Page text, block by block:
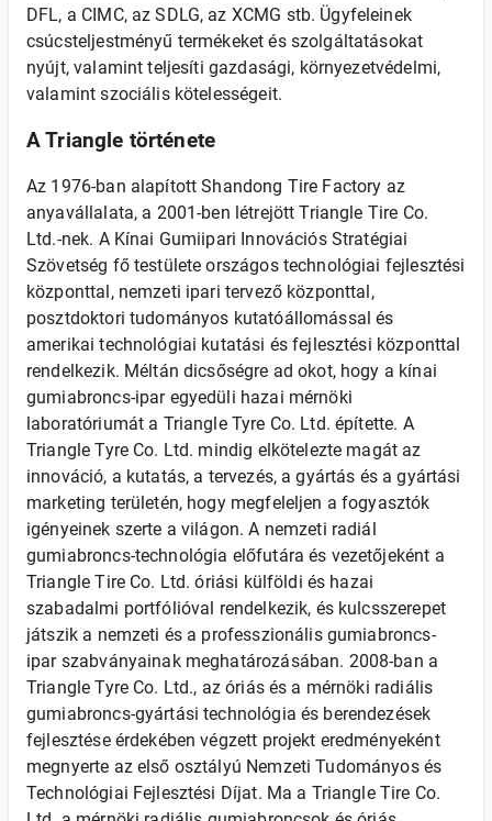
DFL, a CIMC, az SDLG, az XCMG stb. Ügyfeleinek
csúcsteljestményű termékeket és szolgáltatásokat
nyújt, valamint teljesíti gazdasági, környezetvédelmi,
valamint szociális kötelességeit.
A Triangle története
Az 1976-ban alapított Shandong Tire Factory az
anyavállalata, a 2001-ben létrejött Triangle Tire Co.
Ltd.-nek. A Kínai Gumiipari Innovációs Stratégiai
Szövetség fő testülete országos technológiai fejlesztési
központtal, nemzeti ipari tervező központtal,
posztdoktori tudományos kutatóállomással és
amerikai technológiai kutatási és fejlesztési központtal
rendelkezik. Méltán dicsőségre ad okot, hogy a kínai
gumiabroncs-ipar egyedüli hazai mérnöki
laboratóriumát a Triangle Tyre Co. Ltd. építette. A
Triangle Tyre Co. Ltd. mindig elkötelezte magát az
innováció, a kutatás, a tervezés, a gyártás és a gyártási
marketing területén, hogy megfeleljen a fogyasztók
igényeinek szerte a világon. A nemzeti radiál
gumiabroncs-technológia előfutára és vezetőjeként a
Triangle Tire Co. Ltd. óriási külföldi és hazai
szabadalmi portfólióval rendelkezik, és kulcsszerepet
játszik a nemzeti és a professzionális gumiabroncs-
ipar szabványainak meghatározásában. 2008-ban a
Triangle Tyre Co. Ltd., az óriás és a mérnöki radiális
gumiabroncs-gyártási technológia és berendezések
fejlesztése érdekében végzett projekt eredményeként
megnyerte az első osztályú Nemzeti Tudományos és
Technológiai Fejlesztési Díjat. Ma a Triangle Tire Co.